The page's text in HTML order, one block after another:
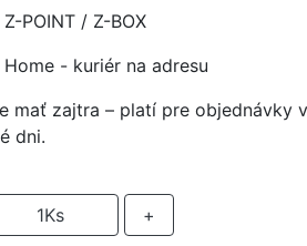
POINT / Z-BOX
Home - kuriér na adresu
mať zajtra – platí pre objednávky
dni.
1Ks +